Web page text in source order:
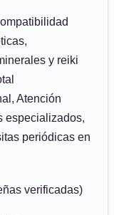
y reiki
Atención
especializados,
periódicas en
verificadas)